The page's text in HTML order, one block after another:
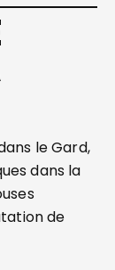
le Gard,
dans la
de